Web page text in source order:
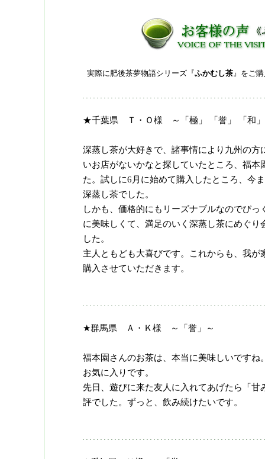
実際に肥後茶夢物語シリーズ『ふかむし茶』をご
★千葉県 Ｔ・Ｏ様 ～「極」 「誉」 「和」
深蒸し茶が大好きで、諸事情により九州の方
いお店がないかなと探していたところ、福本
た。試しに6月に始めて購入したところ、今
深蒸し茶でした。
しかも、価格的にもリーズナブルなのでびっ
に美味しくて、満足のいく深蒸し茶にめぐり
した。
主人ともども大喜びです。これからも、我が
購入させていただきます。
★群馬県 Ａ・Ｋ様 ～「誉」～
福本園さんのお茶は、本当に美味しいですね
お気に入りです。
先日、遊びに来た友人に入れてあげたら「甘
評でした。ずっと、飲み続けたいです。